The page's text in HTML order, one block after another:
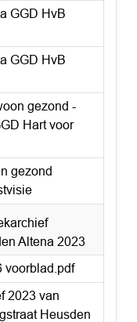
GGD HvB
GGD HvB
gezond -
Hart voor
gezond
Altena 2023
voorblad.pdf
2023 van
Heusden